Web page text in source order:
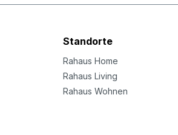
Standorte
Rahaus Home
Rahaus Living
Rahaus Wohnen